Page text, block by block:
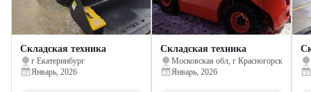
Складская техника
г Екатеринбург
Январь, 2026
Складская техника
Московская обл, г Красногорск
Январь, 2026